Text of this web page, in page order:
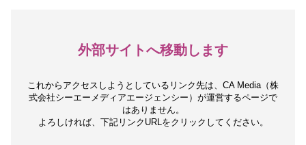
外部サイトへ移動します
これからアクセスしようとしているリンク先は、 CA Media（株
式会社シーエーメディアエージェンシー）が運営するページで
はありません。
よろしければ、下記リンクURLをクリックしてください。